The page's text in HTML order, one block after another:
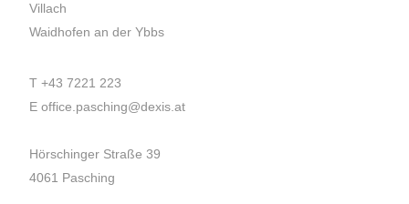
Villach
Waidhofen an der Ybbs
T +43 7221 223
E office.pasching@dexis.at
Hörschinger Straße 39
4061 Pasching